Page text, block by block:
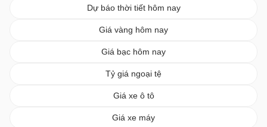
Tỷ giá ngoại tệ
Giá xe ô tô
Giá xe máy
Giá xăng dầu hôm nay
Giá tiêu hôm nay
Giá cà phê hôm nay